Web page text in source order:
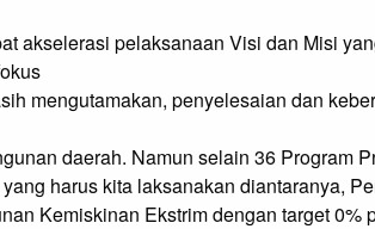
akselerasi pelaksanaan Visi dan Misi
mengutamakan, penyelesaian dan
daerah. Namun selain 36 Program
harus kita laksanakan diantaranya,
Kemiskinan Ekstrim dengan target